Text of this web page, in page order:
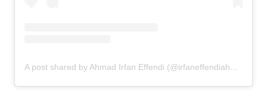
A post shared by Ahmad Irfan Effendi (@irfaneffendiahmad)